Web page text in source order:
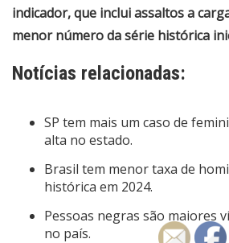
indicador, que inclui assaltos a
menor número da série histórica
Notícias relacionadas:
SP tem mais um caso de
alta no estado.
Brasil tem menor taxa de
histórica em 2024.
Pessoas negras são maiores
no país.